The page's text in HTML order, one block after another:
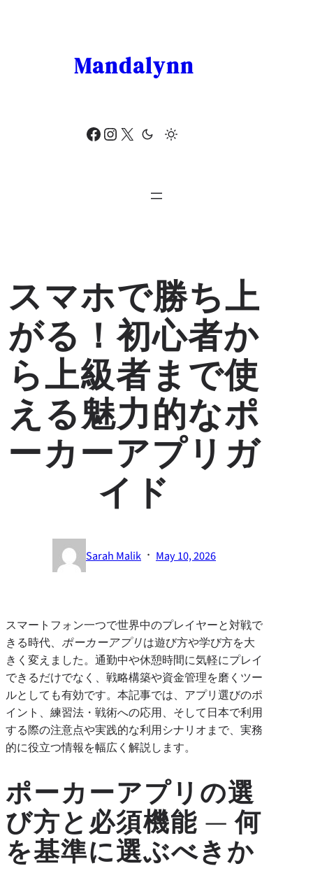
Facebook Instagram X
Mandalynn
スマホで勝ち上
がる！初心者か
ら上級者まで使
える魅力的なポ
ーカーアプリガ
イド
Sarah Malik · May 10, 2026
スマートフォン一つで世界中のプレイヤーと対戦で
きる時代、 ポーカーアプリは遊び方や学び方を大
きく変えました。通勤中や休憩時間に気軽にプレイ
できるだけでなく、戦略構築や資金管理を磨くツー
ルとしても有効です。本記事では、アプリ選びのポ
イント、練習法・戦術への応用、そして日本で利用
する際の注意点や実践的な利用シナリオまで、実務
的に役立つ情報を幅広く解説します。
ポーカーアプリの選
び方と必須機能 — 何
を基準に選ぶべきか